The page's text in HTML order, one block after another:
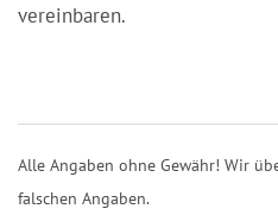
vereinbaren.
Alle Angaben ohne Gewähr! Wir
falschen Angaben.